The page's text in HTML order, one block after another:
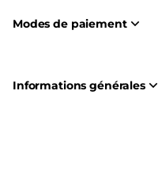
Modes de paiement
Informations générales